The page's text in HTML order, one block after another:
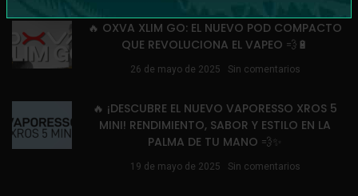
🔥 OXVA XLIM GO: EL NUEVO POD COMPACTO
QUE REVOLUCIONA EL VAPEO 💨🔋
26 de mayo de 2025 Sin comentarios
🔥 ¡DESCUBRE EL NUEVO VAPORESSO XROS 5
MINI! RENDIMIENTO, SABOR Y ESTILO EN LA
PALMA DE TU MANO 💨✨
19 de mayo de 2025 Sin comentarios